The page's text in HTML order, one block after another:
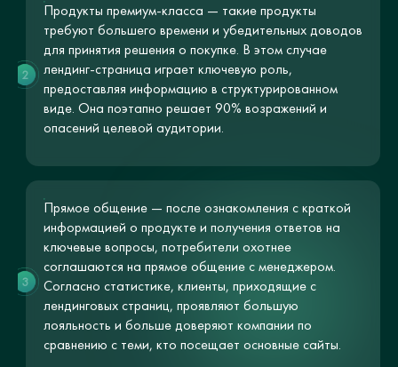
Продукты премиум-класса — такие продукты
требуют большего времени и убедительных доводов
для принятия решения о покупке. В этом случае
лендинг-страница играет ключевую роль,
предоставляя информацию в структурированном
виде. Она поэтапно решает 90% возражений и
опасений целевой аудитории.
2
Прямое общение — после ознакомления с краткой
информацией о продукте и получения ответов на
ключевые вопросы, потребители охотнее
соглашаются на прямое общение с менеджером.
Согласно статистике, клиенты, приходящие с
лендинговых страниц, проявляют большую
лояльность и больше доверяют компании по
сравнению с теми, кто посещает основные сайты.
3